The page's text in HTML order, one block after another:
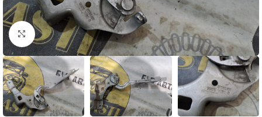
Натисніть, щоб збільшити